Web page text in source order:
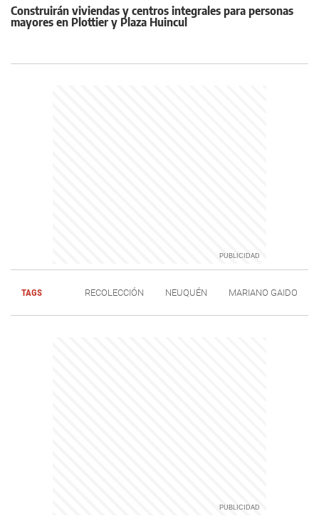
Construirán viviendas y centros integrales para personas
mayores en Plottier y Plaza Huincul
TAGS RECOLECCIÓN NEUQUÉN MARIANO GAIDO